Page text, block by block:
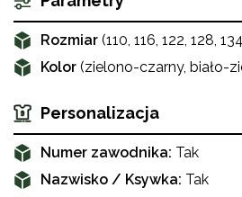
Rozmiar (110, 116, 122, 128,
Kolor (zielono-czarny, biało-
Personalizacja
Numer zawodnika: Tak
Nazwisko / Ksywka: Tak